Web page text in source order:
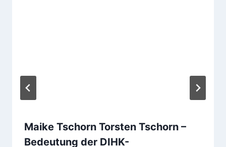
Maike Tschorn Torsten Tschorn –
Bedeutung der DIHK-